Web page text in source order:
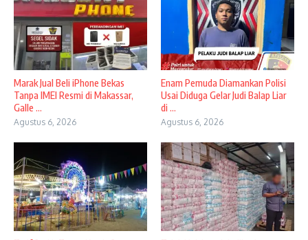
​Marak Jual Beli iPhone Bekas
Tanpa IMEI Resmi di Makassar,
Galle ...
Agustus 6, 2026
Enam Pemuda Diamankan Polisi
Usai Diduga Gelar Judi Balap Liar
di ...
Agustus 6, 2026